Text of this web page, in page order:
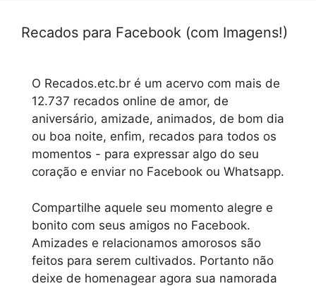
Recados para Facebook (com Imagens!)
O Recados.etc.br é um acervo com mais de
12.737 recados online de amor, de
aniversário, amizade, animados, de bom dia
ou boa noite, enfim, recados para todos os
momentos - para expressar algo do seu
coração e enviar no Facebook ou Whatsapp.
Compartilhe aquele seu momento alegre e
bonito com seus amigos no Facebook.
Amizades e relacionamos amorosos são
feitos para serem cultivados. Portanto não
deixe de homenagear agora sua namorada